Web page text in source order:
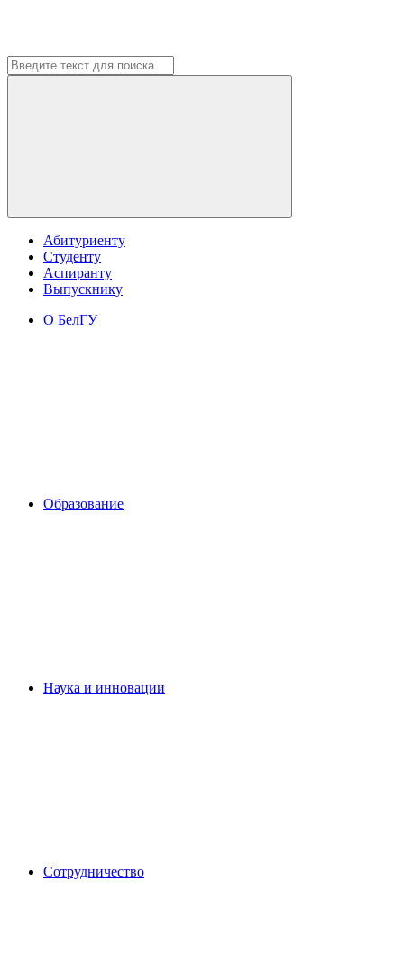
Абитуриенту
Студенту
Аспиранту
Выпускнику
О БелГУ
Образование
Наука и инновации
Сотрудничество